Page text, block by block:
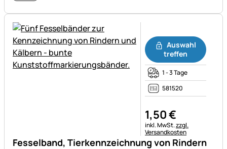
Fesselband, Tierkennzeichnung von Rindern
Auswahl
treffen
1 - 3 Tage
581520
1,50€
Steuerhinweis:
inkl. MwSt.zzgl.
Versandkosten